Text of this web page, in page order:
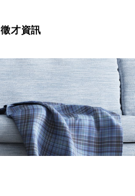
徵才資訊